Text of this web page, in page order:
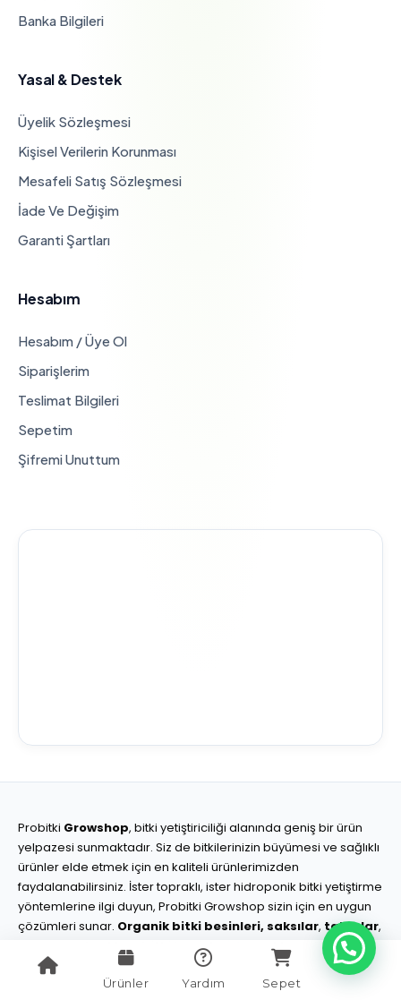
Banka Bilgileri
Yasal & Destek
Üyelik Sözleşmesi
Kişisel Verilerin Korunması
Mesafeli Satış Sözleşmesi
İade Ve Değişim
Garanti Şartları
Hesabım
Hesabım / Üye Ol
Siparişlerim
Teslimat Bilgileri
Sepetim
Şifremi Unuttum
Probitki Growshop, bitki yetiştiriciliği alanında geniş bir ürün
yelpazesi sunmaktadır. Siz de bitkilerinizin büyümesi ve sağlıklı
ürünler elde etmek için en kaliteli ürünlerimizden
faydalanabilirsiniz. İster topraklı, ister hidroponik bitki yetiştirme
yöntemlerine ilgi duyun, Probitki Growshop sizin için en uygun
çözümleri sunar. Organik bitki besinleri, saksılar, tablalar,
rezervuar tankları
bitki besinleri topraklar gübreler,
tohumlar
çimlendirme malzemeleri pH düzenleyiciler,
ışıklandırma sistemleri
bitki yetiştirme kabini
Ürünler Yardım Sepet